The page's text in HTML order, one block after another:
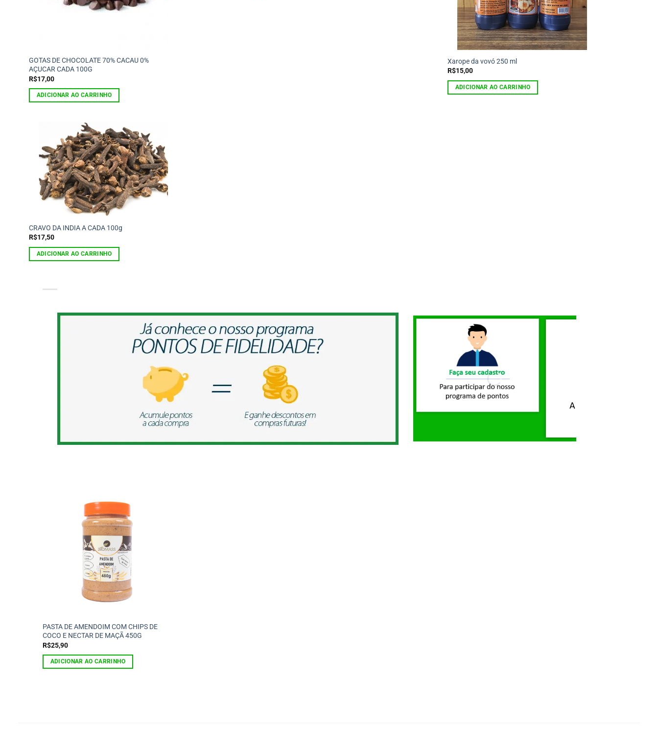
GOTAS DE CHOCOLATE 70% CACAU 0%
AÇUCAR CADA 100G
R$17,00
ADICIONAR AO CARRINHO
Xarope da vovó 250 ml
R$15,00
ADICIONAR AO CARRINHO
CRAVO DA INDIA A CADA 100g
R$17,50
ADICIONAR AO CARRINHO
PASTA DE AMENDOIM COM CHIPS DE
COCO E NECTAR DE MAÇÃ 450G
R$25,90
ADICIONAR AO CARRINHO